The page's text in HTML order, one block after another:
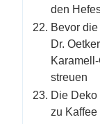
den
Bevor
Dr.
streuen
Die
zu Kaffee